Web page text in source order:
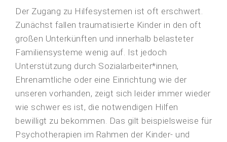
Der Zugang zu Hilfesystemen ist oft erschwert.
Zunächst fallen traumatisierte Kinder in den oft
großen Unterkünften und innerhalb belasteter
Familiensysteme wenig auf. Ist jedoch
Unterstützung durch Sozialarbeiter*innen,
Ehrenamtliche oder eine Einrichtung wie der
unseren vorhanden, zeigt sich leider immer wieder
wie schwer es ist, die notwendigen Hilfen
bewilligt zu bekommen. Das gilt beispielsweise für
Psychotherapien im Rahmen der Kinder- und